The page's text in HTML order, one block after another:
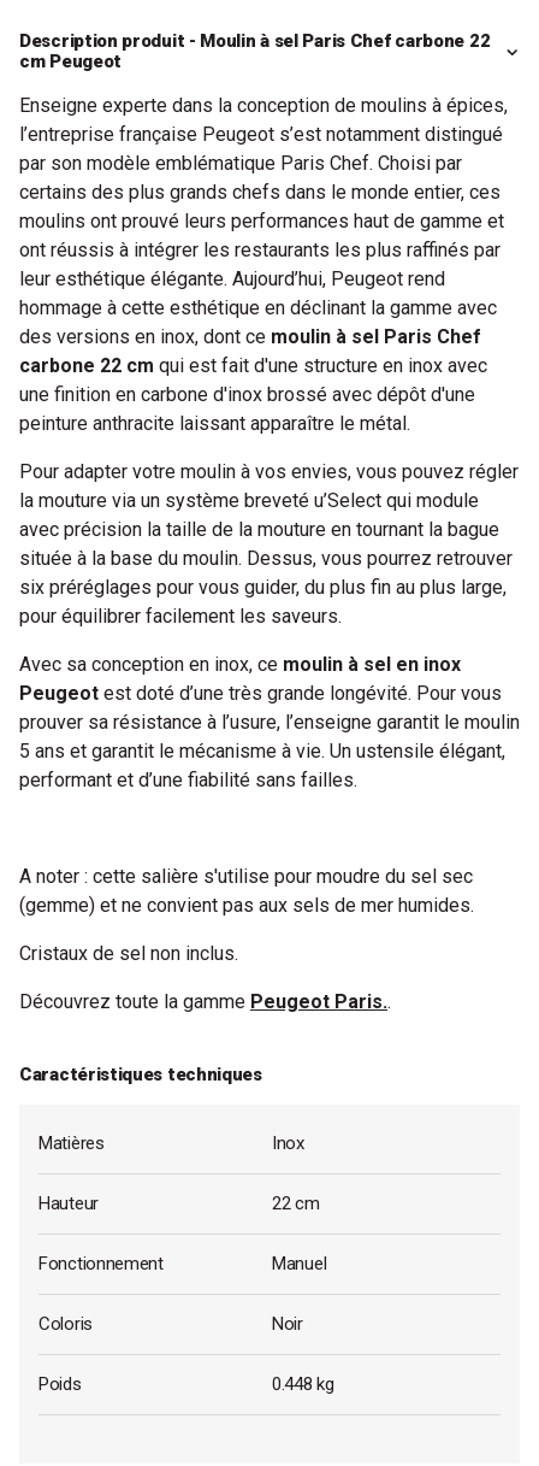
Description produit - Moulin à sel Paris Chef carbone 22
cm Peugeot
Enseigne experte dans la conception de moulins à épices,
l’entreprise française Peugeot s’est notamment distingué
par son modèle emblématique Paris Chef. Choisi par
certains des plus grands chefs dans le monde entier, ces
moulins ont prouvé leurs performances haut de gamme et
ont réussis à intégrer les restaurants les plus raffinés par
leur esthétique élégante. Aujourd’hui, Peugeot rend
hommage à cette esthétique en déclinant la gamme avec
des versions en inox, dont ce moulin à sel Paris Chef
carbone 22 cm qui est fait d'une structure en inox avec
une finition en carbone d'inox brossé avec dépôt d'une
peinture anthracite laissant apparaître le métal.
Pour adapter votre moulin à vos envies, vous pouvez régler
la mouture via un système breveté u’Select qui module
avec précision la taille de la mouture en tournant la bague
située à la base du moulin. Dessus, vous pourrez retrouver
six préréglages pour vous guider, du plus fin au plus large,
pour équilibrer facilement les saveurs.
Avec sa conception en inox, ce moulin à sel en inox
Peugeot est doté d’une très grande longévité. Pour vous
prouver sa résistance à l’usure, l’enseigne garantit le moulin
5 ans et garantit le mécanisme à vie. Un ustensile élégant,
performant et d’une fiabilité sans failles.
A noter : cette salière s'utilise pour moudre du sel sec
(gemme) et ne convient pas aux sels de mer humides.
Cristaux de sel non inclus.
Découvrez toute la gamme Peugeot Paris..
Caractéristiques techniques
Matières Inox
Hauteur 22 cm
Fonctionnement Manuel
Coloris Noir
Poids 0.448 kg